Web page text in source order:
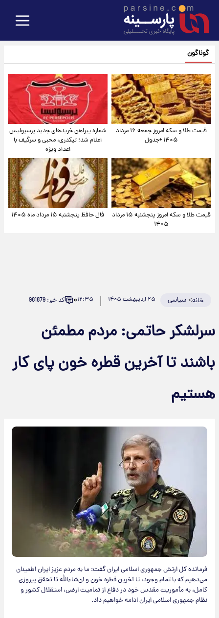
گوناگون
قیمت طلا و سکه امروز جمعه ۱۶ مرداد
۱۴۰۵ +جدول
شماره پیراهن خریدهای جدید پرسپولیس
اعلام شد؛ تیکدری، محبی و سرگیف با
اعداد ویژه
قیمت طلا و سکه امروز پنجشنبه ۱۵ مرداد
۱۴۰۵
فال حافظ پنجشنبه ۱۵ مرداد ماه ۱۴۰۵
خانه>سیاسی ۲۵ اردیبهشت ۱۴۰۵ ۱۲:۳۵۰ کد خبر: 981879
سرلشکر حاتمی: مردم مطمئن
باشند تا آخرین قطره خون پای کار
هستیم
فرمانده کل ارتش جمهوری اسلامی ایران گفت:‌ ما به مردم عزیز ایران اطمینان
می‌دهیم که با تمام وجود، تا آخرین قطره خون و ان‌شاءالله تا تحقق پیروزی
کامل، به مأموریت مقدس خود در دفاع از تمامیت ارضی، استقلال کشور و
نظام جمهوری اسلامی ایران ادامه خواهیم داد.